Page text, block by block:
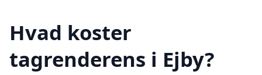
Hvad koster
tagrenderens i Ejby?